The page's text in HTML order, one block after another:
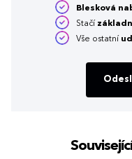
Blesková
Stačí
Vše ostatní
Související